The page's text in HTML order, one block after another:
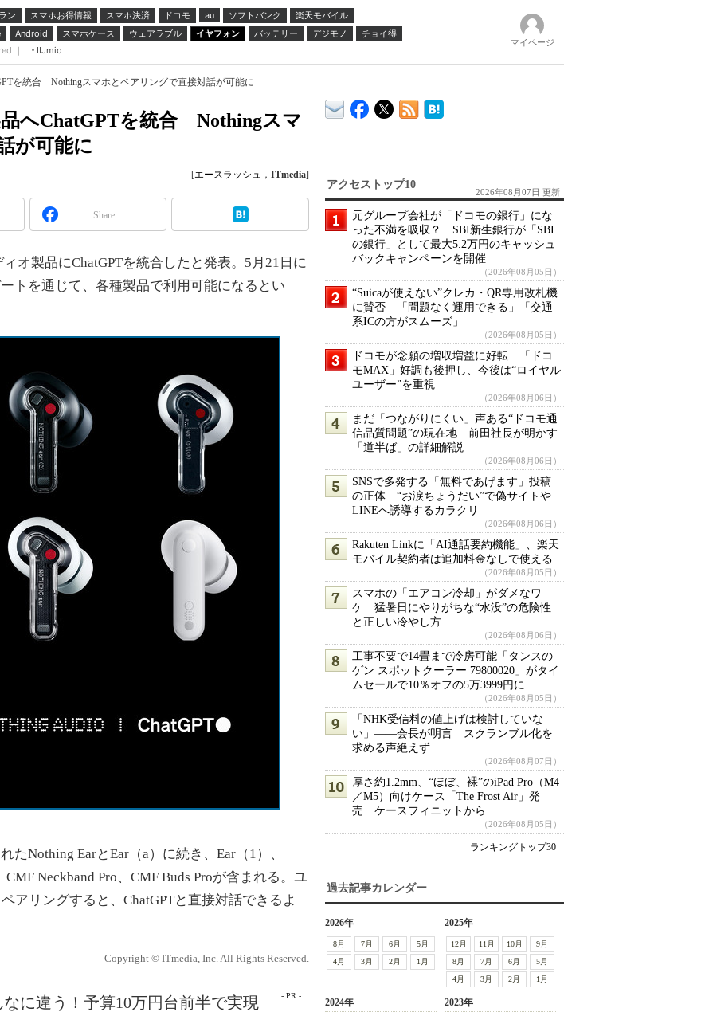
ン スマホお得情報 スマホ決済 ドコモ au ソフトバンク
楽天モバイル
Android スマホケース ウェアラブル イヤフォン バッテリー デジモノ
チョイ得
｜
IIJmio
マイページ
を統合 Nothingスマホとペアリングで直接対話が可能に
へChatGPTを統合 Nothingスマ
が可能に
[エースラッシュ ， ITmedia]
Share
オ製品にChatGPTを統合したと発表。5月21日に
トを通じて、各種製品で利用可能になるとい
Nothing EarとEar（a）に続き、Ear（1）、
Neckband Pro、CMF Buds Proが含まれる。ユ
アリングすると、ChatGPTと直接対話できるよ
Copyright © ITmedia, Inc. All Rights Reserved.
- PR -
なに違う！予算10万円台前半で実現
アクセストップ10
2026年08月07日 更新
元グループ会社が「ドコモの銀行」にな
った不満を吸収？ SBI新生銀行が「SBI
の銀行」として最大5.2万円のキャッシュ
バックキャンペーンを開催
（2026年08月05日）
“Suicaが使えない”クレカ・QR専用改札機
に賛否 「問題なく運用できる」「交通
系ICの方がスムーズ」
（2026年08月05日）
ドコモが念願の増収増益に好転 「ドコ
モMAX」好調も後押し、今後は“ロイヤル
ユーザー”を重視
（2026年08月06日）
まだ「つながりにくい」声ある“ドコモ通
信品質問題”の現在地 前田社長が明かす
「道半ば」の詳細解説
（2026年08月06日）
SNSで多発する「無料であげます」投稿
の正体 “お涙ちょうだい”で偽サイトや
LINEへ誘導するカラクリ
（2026年08月06日）
Rakuten Linkに「AI通話要約機能」、楽天
モバイル契約者は追加料金なしで使える
（2026年08月05日）
スマホの「エアコン冷却」がダメなワ
ケ 猛暑日にやりがちな“水没”の危険性
と正しい冷やし方
（2026年08月06日）
工事不要で14畳まで冷房可能「タンスの
ゲン スポットクーラー 79800020」がタイ
ムセールで10％オフの5万3999円に
（2026年08月05日）
「NHK受信料の値上げは検討していな
い」――会長が明言 スクランブル化を
求める声絶えず
（2026年08月07日）
厚さ約1.2mm、“ほぼ、裸”のiPad Pro（M4
／M5）向けケース「The Frost Air」発
売 ケースフィニットから
（2026年08月05日）
ランキングトップ30
過去記事カレンダー
2026年
8月 7月 6月
5月
4月
3月 2月 1月
2025年
12月 11月 10月
9月
8月
7月 6月
5月
4月
3月 2月 1月
2024年 2023年